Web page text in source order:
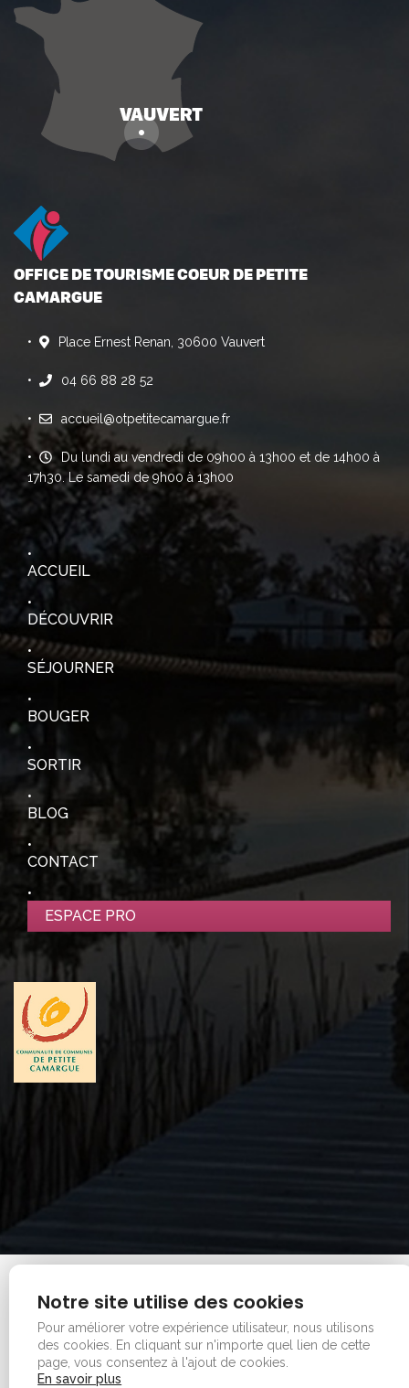
OFFICE DE TOURISME COEUR DE PETITE
CAMARGUE
Place Ernest Renan, 30600 Vauvert
04 66 88 28 52
accueil@otpetitecamargue.fr
Du lundi au vendredi de 09h00 à 13h00 et de 14h00 à
17h30. Le samedi de 9h00 à 13h00
ACCUEIL
DÉCOUVRIR
SÉJOURNER
BOUGER
SORTIR
BLOG
CONTACT
ESPACE PRO
Copyright © 2026 - Office de tourisme - Vauvert. Tous
droits réservés.
Notre site utilise des cookies
Pour améliorer votre expérience utilisateur, nous utilisons
des cookies.
En cliquant sur n'importe quel lien de cette
page, vous consentez à l'ajout de cookies.
En savoir plus